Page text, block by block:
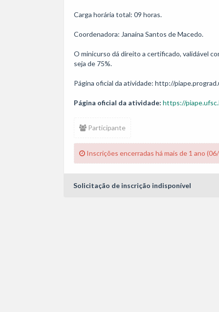
Carga horária total: 09 horas.
Coordenadora: Janaína Santos de Macedo.
O minicurso dá direito a certificado, validável
seja de 75%.
Página oficial da atividade: http://
Página oficial da atividade: https://
Participante
Inscrições encerradas há mais de 1 ano
Solicitação de inscrição indisponível